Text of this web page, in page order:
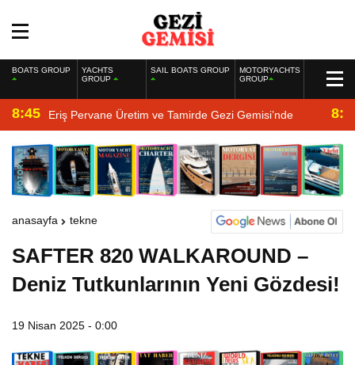
BOATS GROUP
YACHTS
GROUP
SAIL BOATS GROUP
MOTORYACHTS
GROUP
8:45 Eriş Pervane Üretim ve Tamirde Gezi Gemisi’nde
anasayfa tekne
SAFTER 820 WALKAROUND –
Deniz Tutkunlarının Yeni Gözdesi!
19 Nisan 2025 - 0:00